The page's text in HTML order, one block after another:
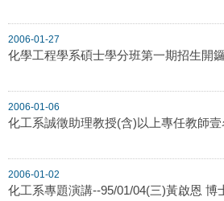
2006-01-27
化學工程學系碩士學分班第一期招生開
2006-01-06
化工系誠徵助理教授(含)以上專任教師壹
2006-01-02
化工系專題演講--95/01/04(三)黃啟恩 博